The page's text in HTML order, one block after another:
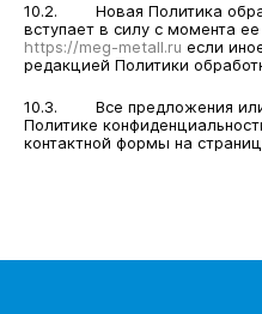
10.2. Новая Политика
вступает в силу с момента
https://meg-metall.ru если
редакцией Политики
10.3. Все предложения или
Политике
контактной формы на